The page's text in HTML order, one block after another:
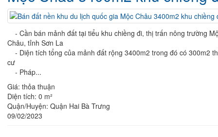
- Cần bán mảnh đất tại tiểu khu chiềng đi, thị trấn nông trường
Châu, tỉnh Sơn La
- Diện tích tổng của mảnh đất rộng 3400m2 trong đó có 300m2
cư
- Pháp...
Giá: thỏa thuận
Diện tích: 0 m²
Quận/Huyện: Quận Hai Bà Trưng
09/02/2023